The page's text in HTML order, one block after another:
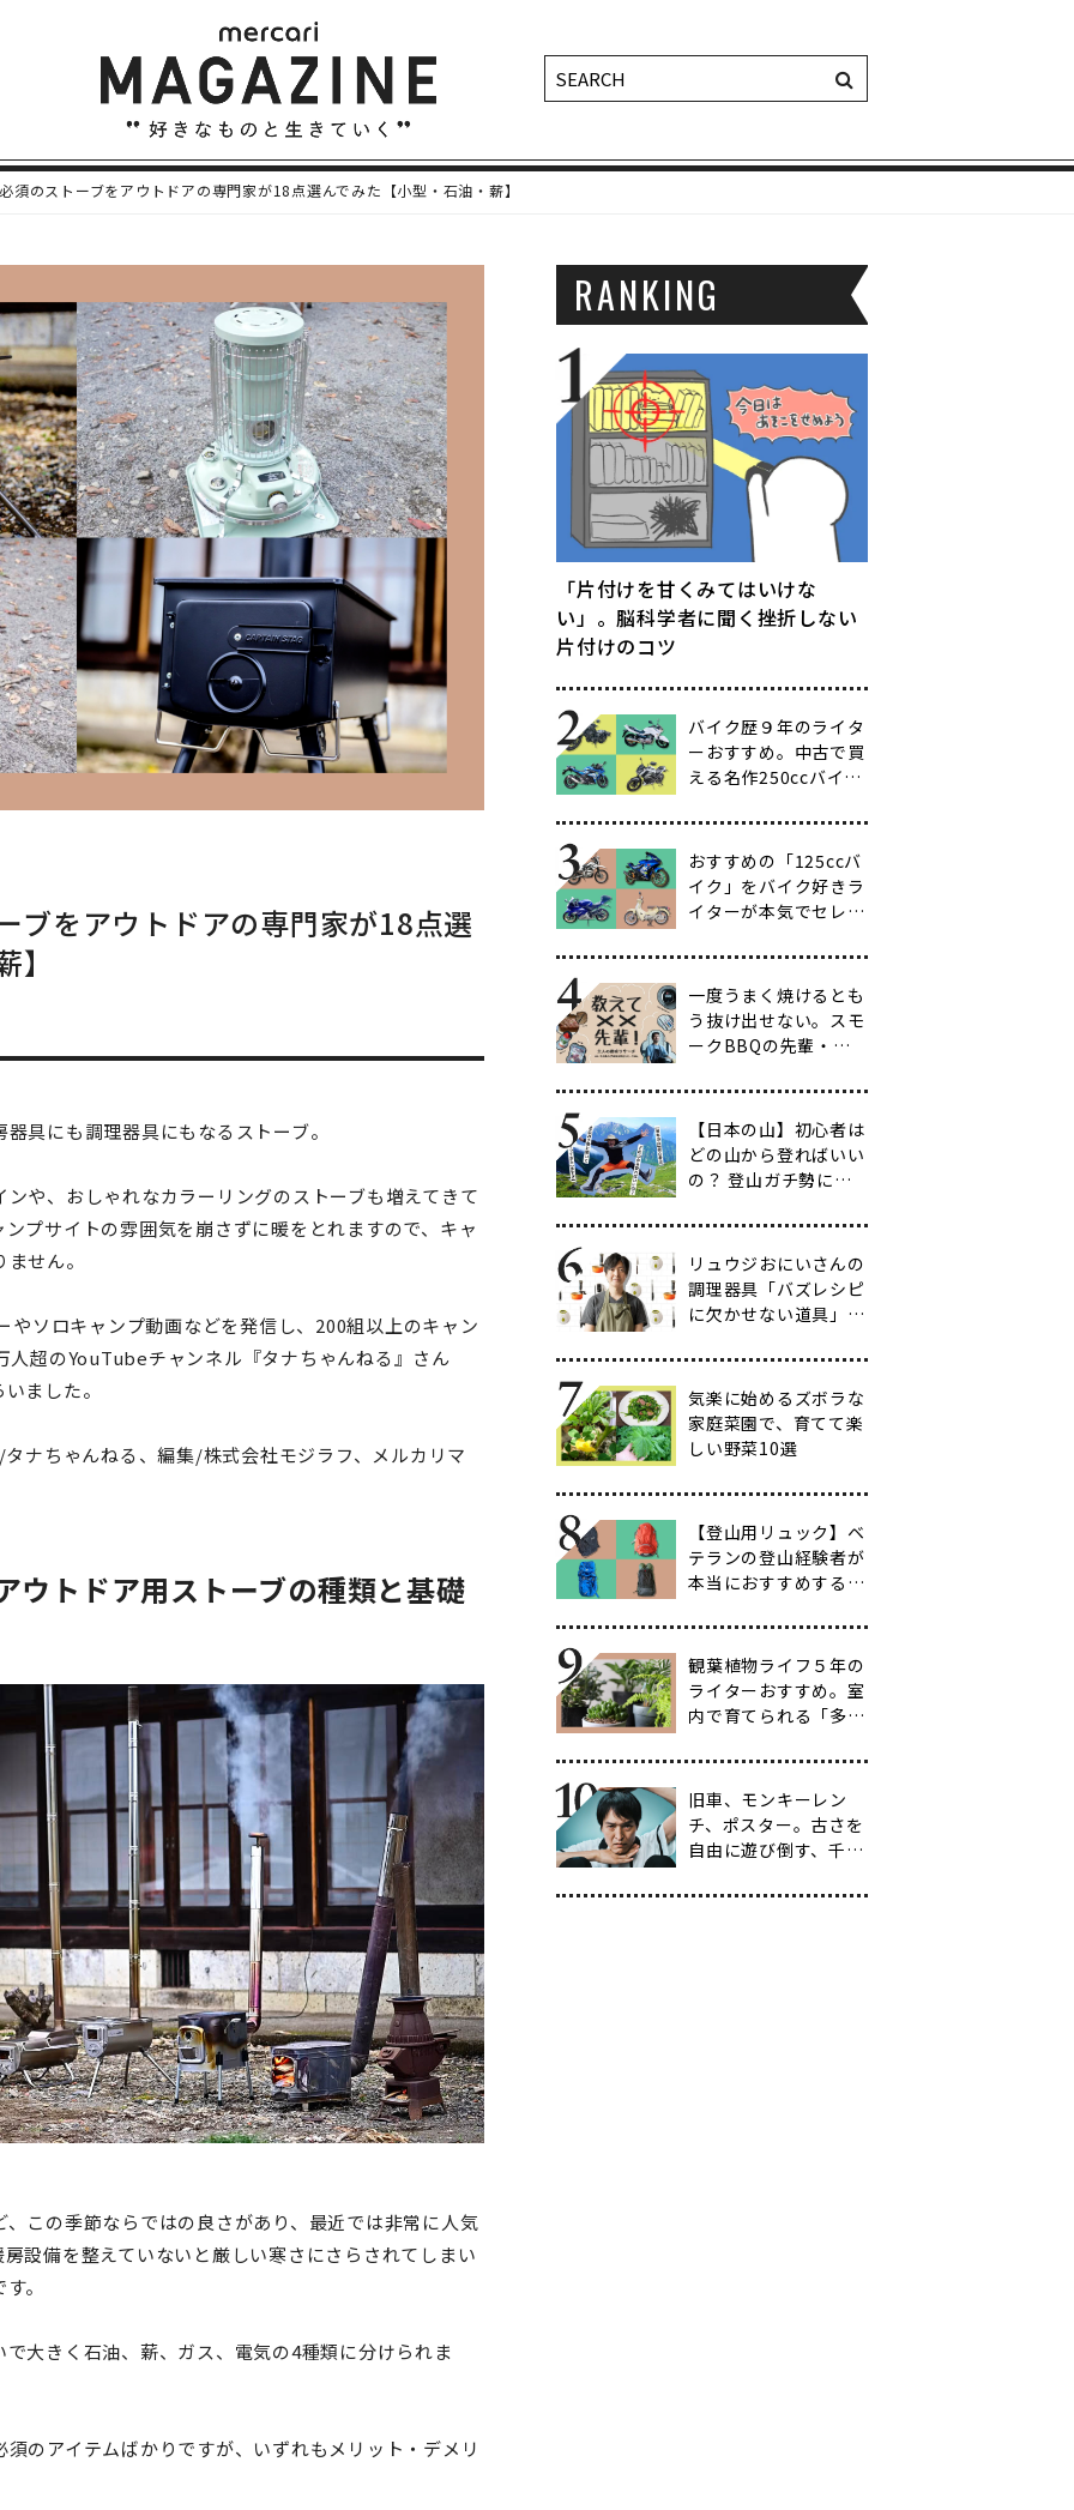
須のストーブをアウトドアの専門家が18点選んでみた【小型・石油・薪】
ブをアウトドアの専門家が18点選
具にも調理器具にもなるストーブ。
や、おしゃれなカラーリングのストーブも増えてきて
プサイトの雰囲気を崩さずに暖をとれますので、キャ
せん。
やソロキャンプ動画などを発信し、200組以上のキャン
人超のYouTubeチャンネル『タナちゃんねる』さん
ました。
ナちゃんねる、編集/株式会社モジラフ、メルカリマ
ウトドア用ストーブの種類と基礎
この季節ならではの良さがあり、最近では非常に人気
設備を整えていないと厳しい寒さにさらされてしまい
。
大きく石油、薪、ガス、電気の4種類に分けられま
のアイテムばかりですが、いずれもメリット・デメリ
RANKING
「片付けを甘くみてはいけな
い」。脳科学者に聞く挫折しない
片付けのコツ
バイク歴９年のライタ
ーおすすめ。中古で買
える名作250ccバイク
からベテラン向けま
で】
おすすめの「125ccバ
イク」をバイク好きラ
イターが本気でセレク
一度うまく焼けるとも
う抜け出せない。スモ
ークBBQの先輩・渋
だわりのアイテム20
選
【日本の山】初心者は
どの山から登ればいい
の？ 登山ガチ勢に聞
ぎ】
リュウジおにいさんの
調理器具「バズレシピ
に欠かせない道具」５
気楽に始めるズボラな
家庭菜園で、育てて楽
しい野菜10選
【登山用リュック】ベ
テランの登山経験者が
本当におすすめする容
選
観葉植物ライフ５年の
ライターおすすめ。室
内で育てられる「多肉
育て方も紹介】
旧車、モンキーレン
チ、ポスター。古さを
自由に遊び倒す、千原
ージ愛」